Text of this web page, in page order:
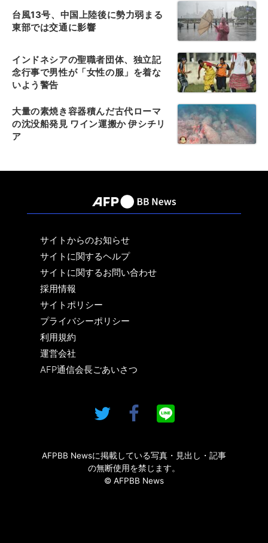
台風13号、中国上陸後に勢力弱まる
東部では交通に影響
インドネシアの聖職者団体、独立記
念行事で男性が「女性の服」を着な
いよう警告
大量の素焼き容器積んだ古代ローマ
の沈没船発見 ワイン運搬か 伊シチリ
ア
サイトからのお知らせ
サイトに関するヘルプ
サイトに関するお問い合わせ
採用情報
サイトポリシー
プライバシーポリシー
利用規約
運営会社
AFP通信会長ごあいさつ
AFPBB Newsに掲載している写真・見出し・記事
の無断使用を禁じます。
© AFPBB News